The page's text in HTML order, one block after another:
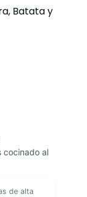
Batata y
cocinado al
de alta